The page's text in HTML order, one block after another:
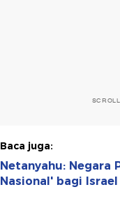
Baca juga:
Netanyahu: Negara
Nasional' bagi Israel